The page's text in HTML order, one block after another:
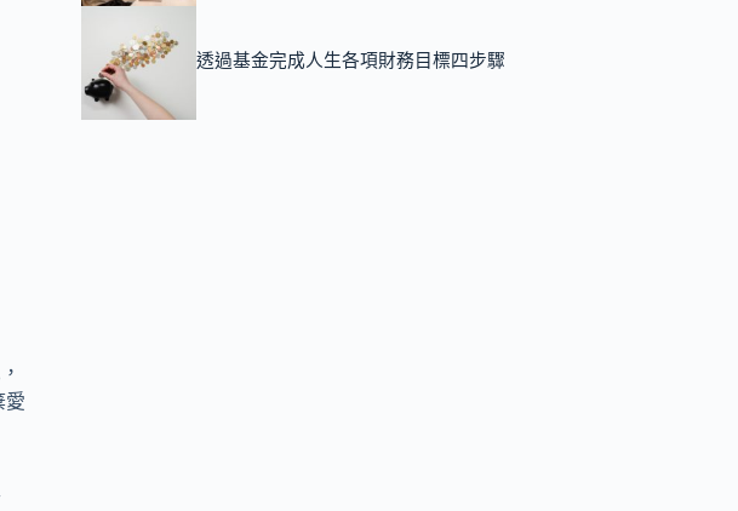
愛
透過基金完成人生各項財務目標四步驟